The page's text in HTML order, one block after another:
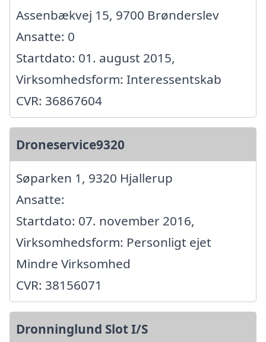
Assenbækvej 15, 9700 Brønderslev
Ansatte: 0
Startdato: 01. august 2015,
Virksomhedsform: Interessentskab
CVR: 36867604
Droneservice9320
Søparken 1, 9320 Hjallerup
Ansatte:
Startdato: 07. november 2016,
Virksomhedsform: Personligt ejet
Mindre Virksomhed
CVR: 38156071
Dronninglund Slot I/S